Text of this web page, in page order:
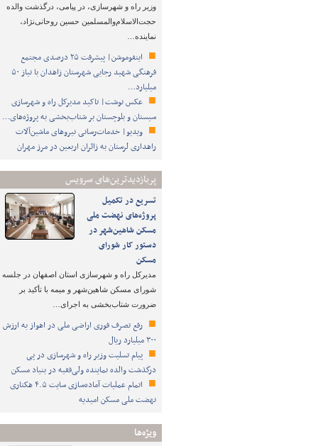
وزیر راه و شهرسازی، در پیامی، درگذشت والده
حجت‌الاسلام‌والمسلمین حسین روحانی‌نژاد،
نماینده…
اینفوموشن| پیشرفت ۲۵ درصدی مجتمع
فرهنگی شهید رجایی شهرستان زاهدان با نیاز ۵۰
میلیارد…
عکس نوشت| تاکید مدیرکل راه و شهرسازی
سیستان و بلوچستان بر شتاب‌بخشی به پروژه‌های…
ویدیو| خدمات‌رسانی نیروهای ماشین‌آلات
راهداری لرستان به زائران اربعین در مرز مهران
پربازدیدترین‌های سرویس
تسریع در تکمیل
پروژه‌های نهضت ملی
مسکن شاهین‌شهر در
دستور کار شورای
مسکن
مدیرکل راه و شهرسازی استان اصفهان در جلسه
شورای مسکن شاهین‌شهر و میمه با تأکید بر
ضرورت شتاب‌بخشی به اجرای…
رفع تصرف فوری اراضی ملی در اهواز به ارزش
۳۰۰ میلیارد ریال
پیام تسلیت وزیر راه و شهرسازی در پی
درگذشت والده نماینده ولی‌فقیه در بنیاد مسکن
اتمام عملیات آماده‌سازی سایت ۴.۵ هکتاری
نهضت ملی مسکن امیدیه
ویژه‌ها